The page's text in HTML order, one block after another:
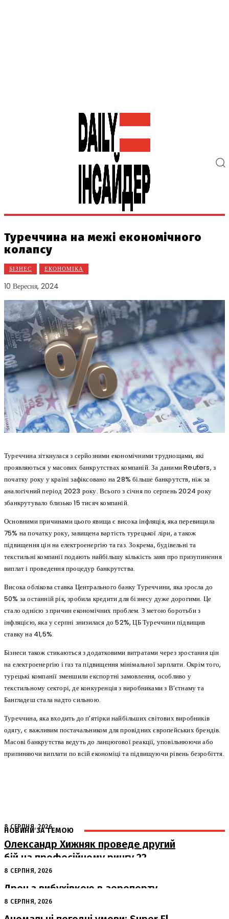
Туреччина на межі економічного
колапсу
БІЗНЕС ЕКОНОМІКА
10 Вересня, 2024
Туреччина зіткнулася з серйозними економічними труднощами, які
проявляються у масових банкрутствах компаній. За даними Reuters, з
початку року у країні зафіксовано на 28% більше банкрутств, ніж за
аналогічний період 2023 року. Всього з січня по серпень 2024 року
збанкрутувало близько 15 тисяч компаній.
Основними причинами цього явища є висока інфляція, яка перевищила
75% на початку року, завищена вартість турецької ліри, а також
підвищення цін на електроенергію та газ. Зокрема, будівельні та
текстильні компанії подають найбільшу кількість заяв про призупинення
виплат і проведення процедур банкрутства.
Висока облікова ставка Центрального банку Туреччини, яка зросла до
50% за останній рік, зробила кредити для бізнесу дуже дорогими. Це
стало однією з причин економічних проблем. З метою боротьби з
інфляцією, яка у серпні знизилася до 52%, ЦБ Туреччини підвищив
ставку на 41,5%.
Бізнеси також стикаються з додатковими витратами через зростання цін
на електроенергію і газ та підвищення мінімальної зарплати. Окрім того,
турецькі компанії зменшили експортні замовлення, особливо у
текстильному секторі, де конкуренція з виробниками з В’єтнаму та
Бангладеш стала надто сильною.
Туреччина, яка входить до п’ятірки найбільших світових виробників
одягу, є важливим постачальником для провідних європейських брендів.
Масові банкрутства ведуть до ланцюгової реакції, уповільнюючи або
припиняючи виплати по всій економіці та підвищуючи рівень безробіття.
НОВИНИ ЗА ТЕМОЮ
8 СЕРПНЯ, 2026
Олександр Хижняк проведе другий
бій на професійному рингу 22
серпня у Львові
8 СЕРПНЯ, 2026
Дрон з вибухівкою в аеропорту
Лейпцига: США підозрюють Росію
8 СЕРПНЯ, 2026